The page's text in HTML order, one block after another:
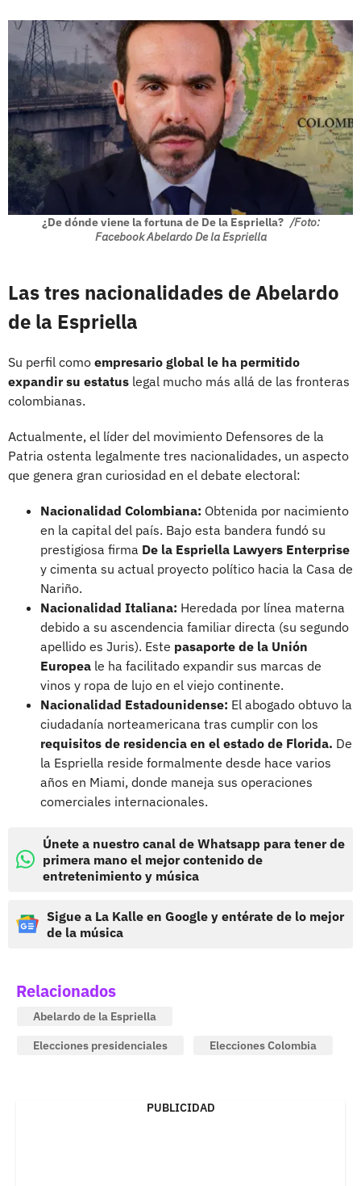
¿De dónde viene la fortuna de De la Espriella? /Foto:
Facebook Abelardo De la Espriella
Las tres nacionalidades de Abelardo
de la Espriella
Su perfil como empresario global le ha permitido
expandir su estatus legal mucho más allá de las fronteras
colombianas.
Actualmente, el líder del movimiento Defensores de la
Patria ostenta legalmente tres nacionalidades, un aspecto
que genera gran curiosidad en el debate electoral:
Nacionalidad Colombiana: Obtenida por nacimiento
en la capital del país. Bajo esta bandera fundó su
prestigiosa firma De la Espriella Lawyers Enterprise
y cimenta su actual proyecto político hacia la Casa de
Nariño.
Nacionalidad Italiana: Heredada por línea materna
debido a su ascendencia familiar directa (su segundo
apellido es Juris). Este pasaporte de la Unión
Europea le ha facilitado expandir sus marcas de
vinos y ropa de lujo en el viejo continente.
Nacionalidad Estadounidense: El abogado obtuvo la
ciudadanía norteamericana tras cumplir con los
requisitos de residencia en el estado de Florida. De
la Espriella reside formalmente desde hace varios
años en Miami, donde maneja sus operaciones
comerciales internacionales.
Únete a nuestro canal de Whatsapp para tener de
primera mano el mejor contenido de
entretenimiento y música
Sigue a La Kalle en Google y entérate de lo mejor
de la música
Relacionados
Abelardo de la Espriella
Elecciones presidenciales
Elecciones Colombia
PUBLICIDAD